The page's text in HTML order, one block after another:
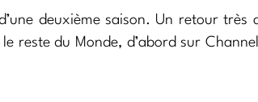
deuxième saison. Un retour très
reste du Monde, d’abord sur